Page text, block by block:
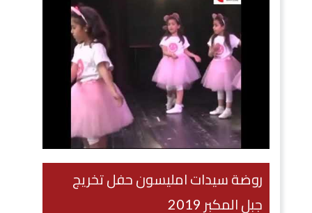
روضة سيدات امليسون حفل تخريج
جبل المكبر 2019